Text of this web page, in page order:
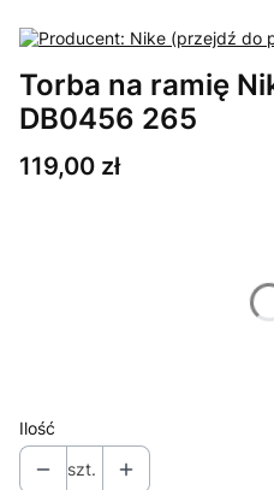
Torba na ramię
DB0456 265
Cena
119,00 zł
Ilość
szt.